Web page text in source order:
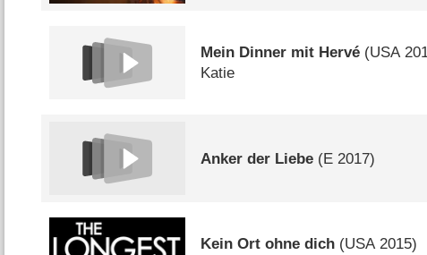
Mein Dinner mit Hervé (USA
Katie
Anker der Liebe (E 2017)
Kein Ort ohne dich (USA2015)